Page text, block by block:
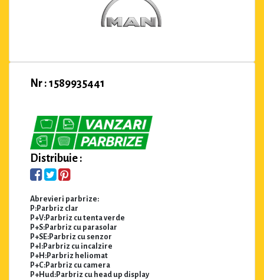
Nr : 1589935441
Distribuie :
Abrevieri parbrize:
P:Parbriz clar
P+V:Parbriz cu tenta verde
P+S:Parbriz cu parasolar
P+SE:Parbriz cu senzor
P+I:Parbriz cu incalzire
P+H:Parbriz heliomat
P+C:Parbriz cu camera
P+Hud:Parbriz cu head up display